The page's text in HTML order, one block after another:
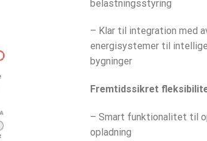
belastningsstyring
– Klar til integration med
energisystemer til
bygninger
Fremtidssikret
– Smart funktionalitet til
opladning